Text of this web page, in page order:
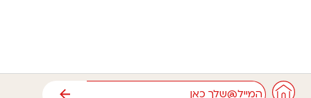
אימייל שליחה